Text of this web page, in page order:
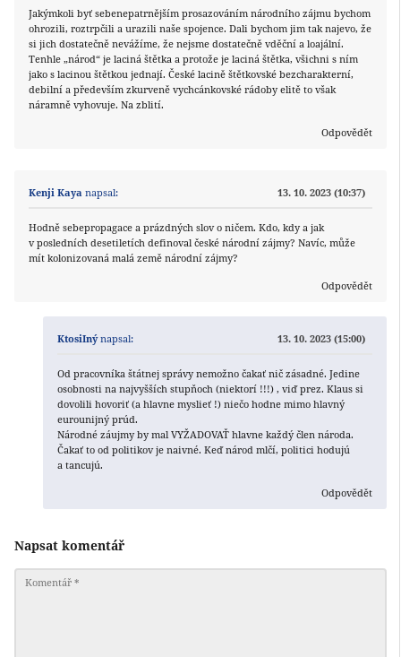
Jakýmkoli byť sebenepatrnějším prosazováním národního zájmu bychom
ohrozili, roztrpčili a urazili naše spojence. Dali bychom jim tak najevo, že
si jich dostatečně nevážíme, že nejsme dostatečně vděční a loajální.
Tenhle „národ“ je laciná štětka a protože je laciná štětka, všichni s ním
jako s lacinou štětkou jednají. České lacině štětkovské bezcharakterní,
debilní a především zkurveně vychcánkovské rádoby elitě to však
náramně vyhovuje. Na zblití.
Odpovědět
Kenji Kaya napsal: 13. 10. 2023 (10:37)
Hodně sebepropagace a prázdných slov o ničem. Kdo, kdy a jak
v posledních desetiletích definoval české národní zájmy? Navíc, může
mít kolonizovaná malá země národní zájmy?
Odpovědět
KtosiIný napsal: 13. 10. 2023 (15:00)
Od pracovníka štátnej správy nemožno čakať nič zásadné. Jedine
osobnosti na najvyšších stupňoch (niektorí !!!) , viď prez. Klaus si
dovolili hovoriť (a hlavne myslieť !) niečo hodne mimo hlavný
eurounijný prúd.
Národné záujmy by mal VYŽADOVAŤ hlavne každý člen národa.
Čakať to od politikov je naivné. Keď národ mlčí, politici hodujú
a tancujú.
Odpovědět
Napsat komentář